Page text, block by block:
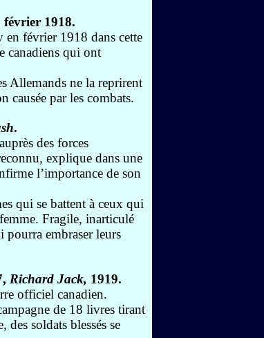
février 1918.
février 1918 dans cette
canadiens qui ont
Allemands ne la reprirent
causée par les combats.
.
des forces
explique dans une
l’importance de son
qui se battent à ceux qui
Fragile, inarticulé
pourra embraser leurs
Richard Jack, 1919.
officiel canadien.
de 18 livres tirant
soldats blessés se